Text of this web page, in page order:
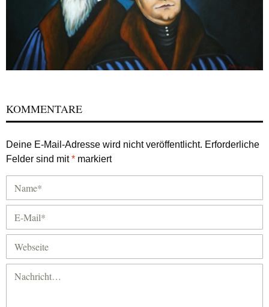
KOMMENTARE
Deine E-Mail-Adresse wird nicht veröffentlicht. Erforderliche
Felder sind mit* markiert